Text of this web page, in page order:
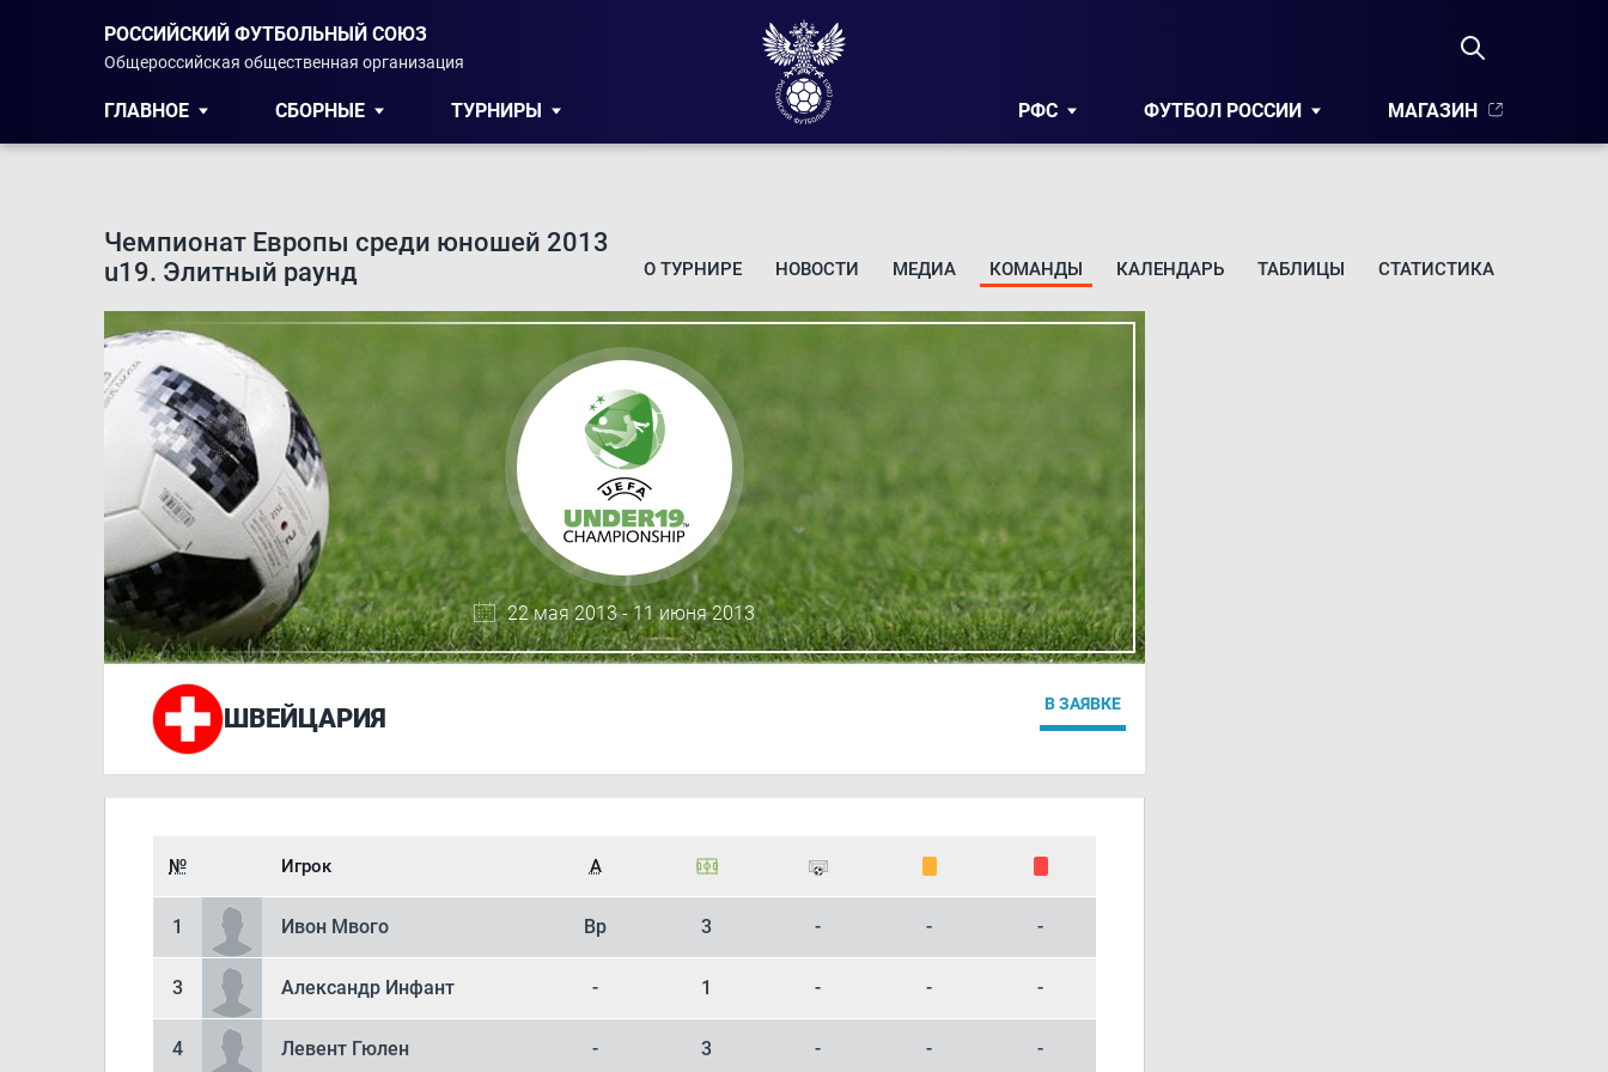
РОССИЙСКИЙ ФУТБОЛЬНЫЙ СОЮЗ
Общероссийская общественная организация
ГЛАВНОЕ СБОРНЫЕ ТУРНИРЫ РФС ФУТБОЛ РОССИИ МАГАЗИН
Чемпионат Европы среди юношей 2013
u19. Элитный раунд
О ТУРНИРЕ НОВОСТИ МЕДИА КОМАНДЫ КАЛЕНДАРЬ ТАБЛИЦЫ СТАТИСТИКА
22 мая 2013 - 11 июня 2013
ШВЕЙЦАРИЯ В ЗАЯВКЕ
№ Игрок А
1 Ивон Мвого Вр 3 - - -
3 Александр Инфант - 1 - - -
4 Левент Гюлен - 3 - - -